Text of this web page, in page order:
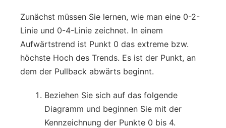
Zunächst müssen Sie lernen, wie man eine 0-2-
Linie und 0-4-Linie zeichnet. In einem
Aufwärtstrend ist Punkt 0 das extreme bzw.
höchste Hoch des Trends. Es ist der Punkt, an
dem der Pullback abwärts beginnt.
Beziehen Sie sich auf das folgende
Diagramm und beginnen Sie mit der
Kennzeichnung der Punkte 0 bis 4.